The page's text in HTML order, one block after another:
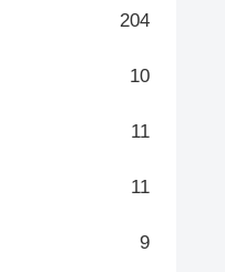
204
10
11
11
9